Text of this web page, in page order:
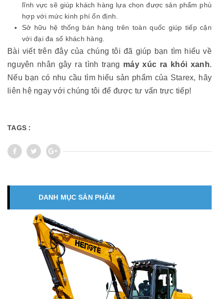
lĩnh vực sẽ giúp khách hàng lựa chọn được sản phẩm phù
hợp với mức kinh phí ổn định.
Sở hữu hệ thống bán hàng trên toàn quốc giúp tiếp cận
với đại đa số khách hàng.
Bài viết trên đây của chúng tôi đã giúp bạn tìm hiểu về
nguyên nhân gây ra tình trạng máy xúc ra khói xanh.
Nếu bạn có nhu cầu tìm hiểu sản phẩm của Starex, hãy
liên hệ ngay với chúng tôi để được tư vấn trực tiếp!
TAGS :
DANH MỤC SẢN PHẨM